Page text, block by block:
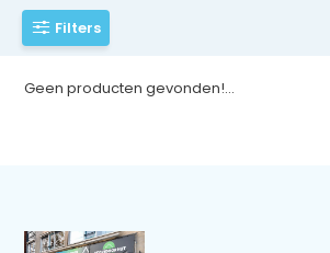
Filters
Geen producten gevonden!...